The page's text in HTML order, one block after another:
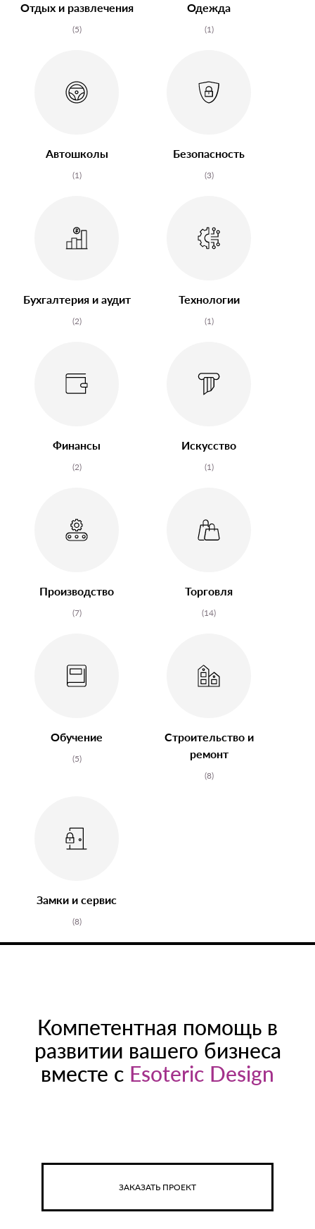
Отдых и развлечения
(5)
Одежда
(1)
Автошколы
(1)
Безопасность
(3)
Бухгалтерия и аудит
(2)
Технологии
(1)
Финансы
(2)
Искусство
(1)
Производство
(7)
Торговля
(14)
Обучение
(5)
Строительство и
ремонт
(8)
Замки и сервис
(8)
Компетентная помощь в
развитии вашего бизнеса
вместе с Esoteric Design
ЗАКАЗАТЬ ПРОЕКТ